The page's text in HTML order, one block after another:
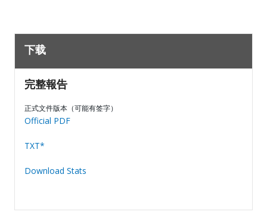
下载
完整報告
正式文件版本（可能有签字）
Official PDF
TXT*
Download Stats